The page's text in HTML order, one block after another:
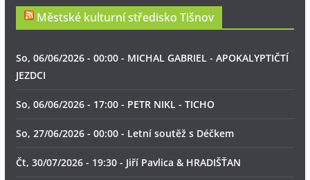
Městské kulturní středisko Tišnov
So, 06/06/2026 - 00:00 - MICHAL GABRIEL - APOKALYPTIČTÍ
JEZDCI
So, 06/06/2026 - 17:00 - PETR NIKL - TICHO
So, 27/06/2026 - 00:00 - Letní soutěž s Déčkem
Čt, 30/07/2026 - 19:30 - Jiří Pavlica & HRADIŠŤAN